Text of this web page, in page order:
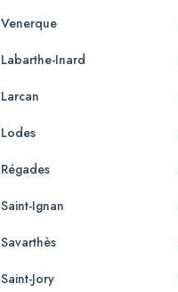
Venerque
Labarthe-Inard
Larcan
Lodes
Régades
Saint-Ignan
Savarthès
Saint-Jory